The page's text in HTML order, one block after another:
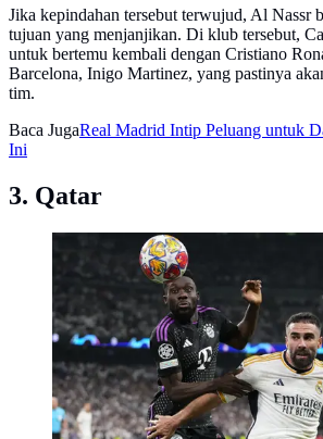
Jika kepindahan tersebut terwujud, Al Nassr
tujuan yang menjanjikan. Di klub tersebut,
untuk bertemu kembali dengan Cristiano
Barcelona, Inigo Martinez, yang pastinya
tim.
Baca JugaReal Madrid Intip Peluang untuk
Ini
3. Qatar